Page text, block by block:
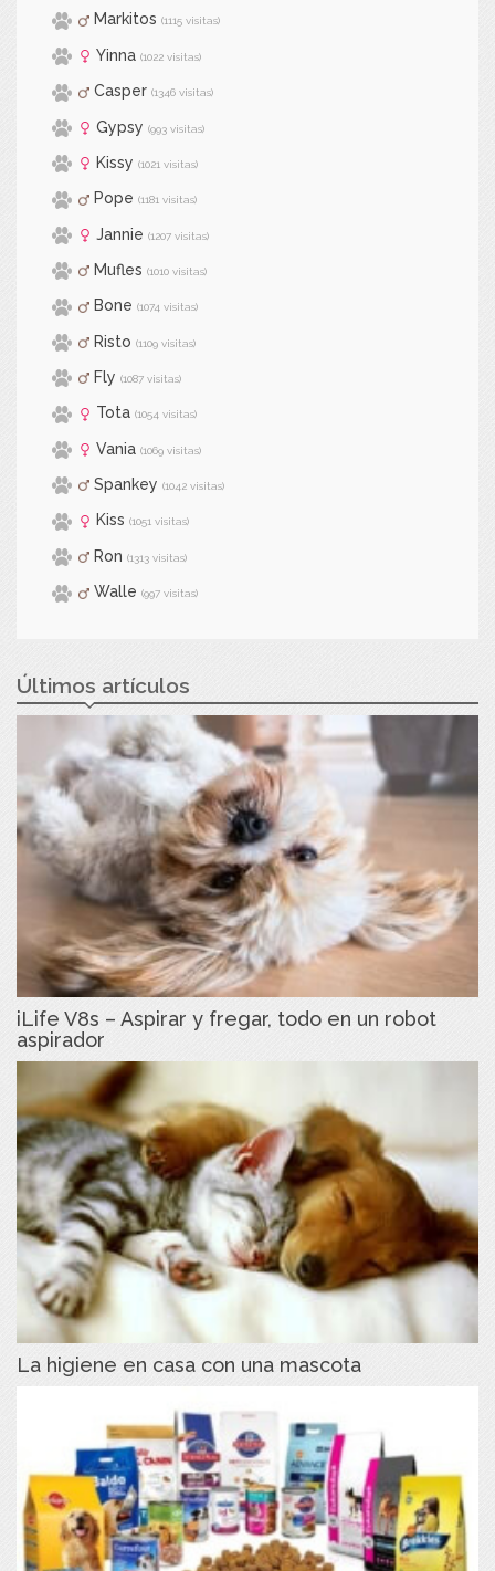
Markitos (1115 visitas)
Yinna (1022 visitas)
Casper (1346 visitas)
Gypsy (993 visitas)
Kissy (1021 visitas)
Pope (1181 visitas)
Jannie (1207 visitas)
Mufles (1010 visitas)
Bone (1074 visitas)
Risto (1109 visitas)
Fly (1087 visitas)
Tota (1054 visitas)
Vania (1069 visitas)
Spankey (1042 visitas)
Kiss (1051 visitas)
Ron (1313 visitas)
Walle (997 visitas)
Últimos artículos
iLife V8s – Aspirar y fregar, todo en un robot
aspirador
La higiene en casa con una mascota